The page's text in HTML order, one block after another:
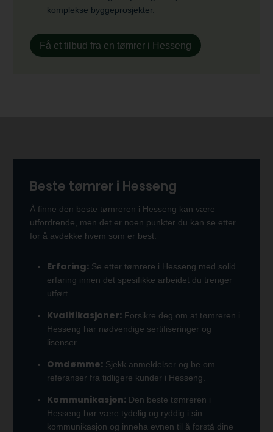
komplekse byggeprosjekter.
Få et tilbud fra en tømrer i Hesseng
Beste tømrer i Hesseng
Å finne den beste tømreren i Hesseng kan være
utfordrende, men det er noen punkter du kan se etter
for å avdekke hvem som er best:
Erfaring: Se etter tømrere i Hesseng med solid
erfaring innen det spesifikke arbeidet du trenger
utført.
Kvalifikasjoner: Forsikre deg om at tømreren i
Hesseng har nødvendige sertifiseringer og
lisenser.
Omdømme: Sjekk anmeldelser og be om
referanser fra tidligere kunder i Hesseng.
Kommunikasjon: Den beste tømreren i
Hesseng bør være tydelig og ryddig i sin
kommunikasjon og inneha evnen til å forstå dine